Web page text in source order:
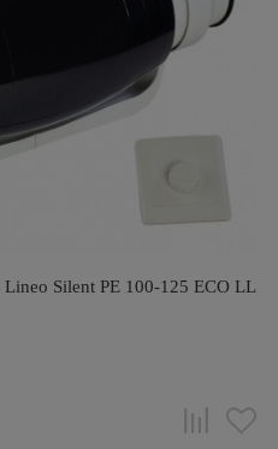
Silent PE 100-125 ECO LL